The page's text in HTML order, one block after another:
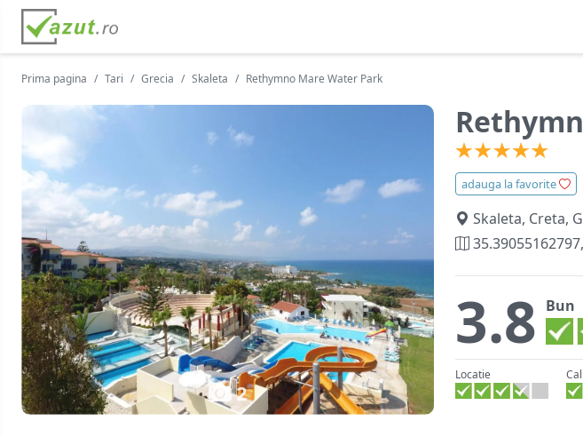
Prima pagina Tari Grecia Skaleta Rethymno Mare Water Park
2
adauga la favorite
Skaleta, Creta,
3.8 Bun
Locatie